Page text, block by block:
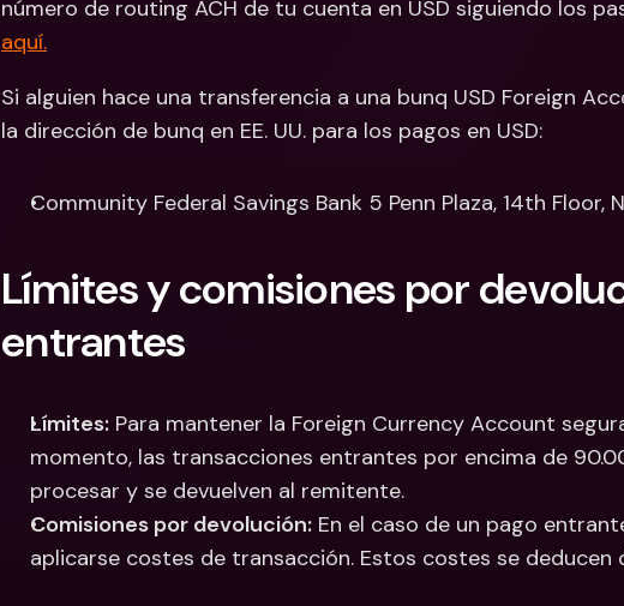
aquí.
Si alguien hace una transferencia a una bunq USD Foreign
la dirección de bunq en EE. UU. para los pagos en USD:
Community Federal Savings Bank 5 Penn Plaza, 14th Floor,
Límites y comisiones por
entrantes
Límites: Para mantener la Foreign Currency Account
momento, las transacciones entrantes por encima de
procesar y se devuelven al remitente.
Comisiones por devolución: En el caso de un pago
aplicarse costes de transacción. Estos costes se deducen